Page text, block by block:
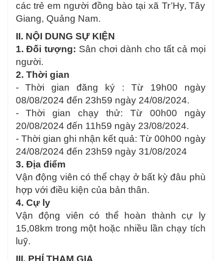
các trẻ em người đồng bào tại xã Tr’Hy, Tây
Giang, Quảng Nam.
II. NỘI DUNG SỰ KIỆN
1. Đối tượng: Sân chơi dành cho tất cả mọi
người.
2. Thời gian
- Thời gian đăng ký : Từ 19h00 ngày
08/08/2024 đến 23h59 ngày 24/08/2024.
- Thời gian chạy thử: Từ 00h00 ngày
20/08/2024 đến 11h59 ngày 23/08/2024.
- Thời gian ghi nhận kết quả: Từ 00h00 ngày
24/08/2024 đến 23h59 ngày 31/08/2024
3. Địa điểm
Vận động viên có thể chạy ở bất kỳ đâu phù
hợp với điều kiện của bản thân.
4. Cự ly
Vận động viên có thể hoàn thành cự ly
15,08km trong một hoặc nhiều lần chạy tích
luỹ.
III. PHÍ THAM GIA